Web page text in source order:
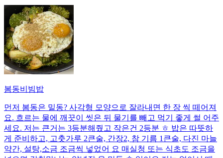
봄동비빔밥
먼저 봄동은 밑동? 사각형 모양으로 잘라내면 한 장 씩 떼어져
요. 흐르는 물에 깨끗이 씻은 뒤 물기를 빼고 먹기 좋게 썰 어주
세요. 저는 큰거는 3등분해줬고 작은건 2등분 ㅎ 밥은 따뜻하
게 준비하고, 고춧가루 2큰술, 간장2, 참 기름 1큰술, 다진 마늘
약간, 설탕,소금 조금씩 넣었어 요 매실청 또는 식초도 조금을